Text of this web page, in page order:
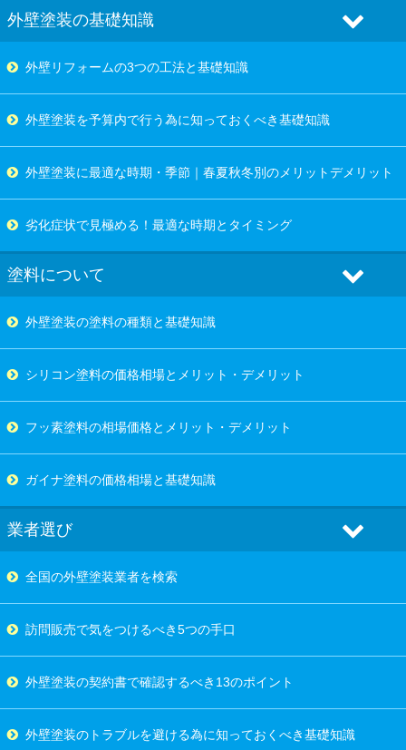
外壁塗装の基礎知識
外壁リフォームの3つの工法と基礎知識
外壁塗装を予算内で行う為に知っておくべき基礎知識
外壁塗装に最適な時期・季節｜春夏秋冬別のメリットデメリット
劣化症状で見極める！最適な時期とタイミング
塗料について
外壁塗装の塗料の種類と基礎知識
シリコン塗料の価格相場とメリット・デメリット
フッ素塗料の相場価格とメリット・デメリット
ガイナ塗料の価格相場と基礎知識
業者選び
全国の外壁塗装業者を検索
訪問販売で気をつけるべき5つの手口
外壁塗装の契約書で確認するべき13のポイント
外壁塗装のトラブルを避ける為に知っておくべき基礎知識